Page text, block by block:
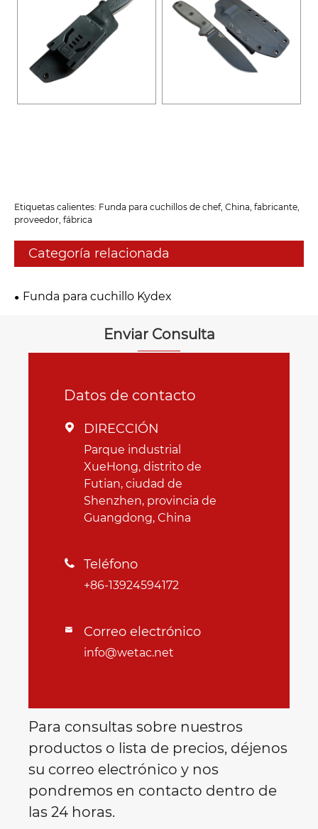
Etiquetas calientes: Funda para cuchillos de chef, China, fabricante,
proveedor, fábrica
Categoría relacionada
Funda para cuchillo Kydex
Enviar Consulta
Datos de contacto
 DIRECCIÓN
Parque industrial
XueHong, distrito de
Futian, ciudad de
Shenzhen, provincia de
Guangdong, China
 Teléfono
+86-13924594172
 Correo electrónico
info@wetac.net
Para consultas sobre nuestros
productos o lista de precios, déjenos
su correo electrónico y nos
pondremos en contacto dentro de
las 24 horas.